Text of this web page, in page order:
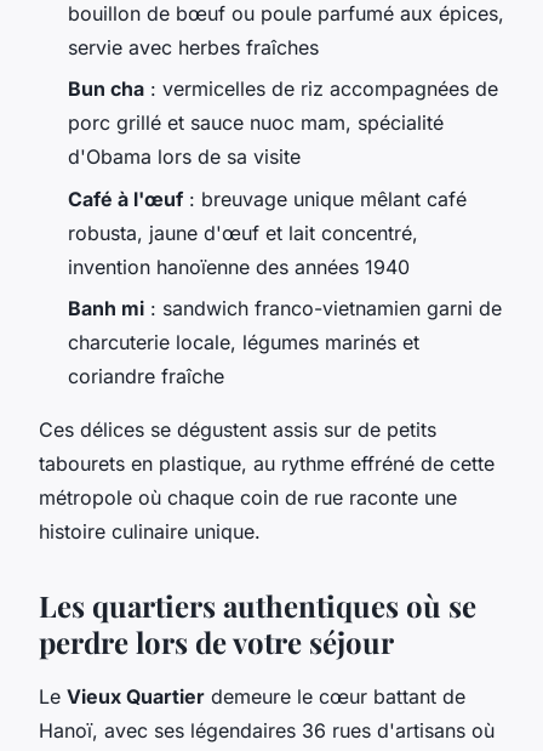
bouillon de bœuf ou poule parfumé aux épices,
servie avec herbes fraîches
Bun cha : vermicelles de riz accompagnées de
porc grillé et sauce nuoc mam, spécialité
d'Obama lors de sa visite
Café à l'œuf : breuvage unique mêlant café
robusta, jaune d'œuf et lait concentré,
invention hanoïenne des années 1940
Banh mi : sandwich franco-vietnamien garni de
charcuterie locale, légumes marinés et
coriandre fraîche
Ces délices se dégustent assis sur de petits
tabourets en plastique, au rythme effréné de cette
métropole où chaque coin de rue raconte une
histoire culinaire unique.
Les quartiers authentiques où se
perdre lors de votre séjour
Le Vieux Quartier demeure le cœur battant de
Hanoï, avec ses légendaires 36 rues d'artisans où